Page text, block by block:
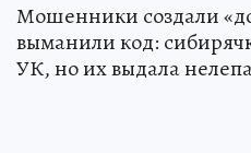
Мошенники создали
выманили код:
УК, но их выдала